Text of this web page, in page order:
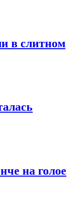
в слитном
на голое